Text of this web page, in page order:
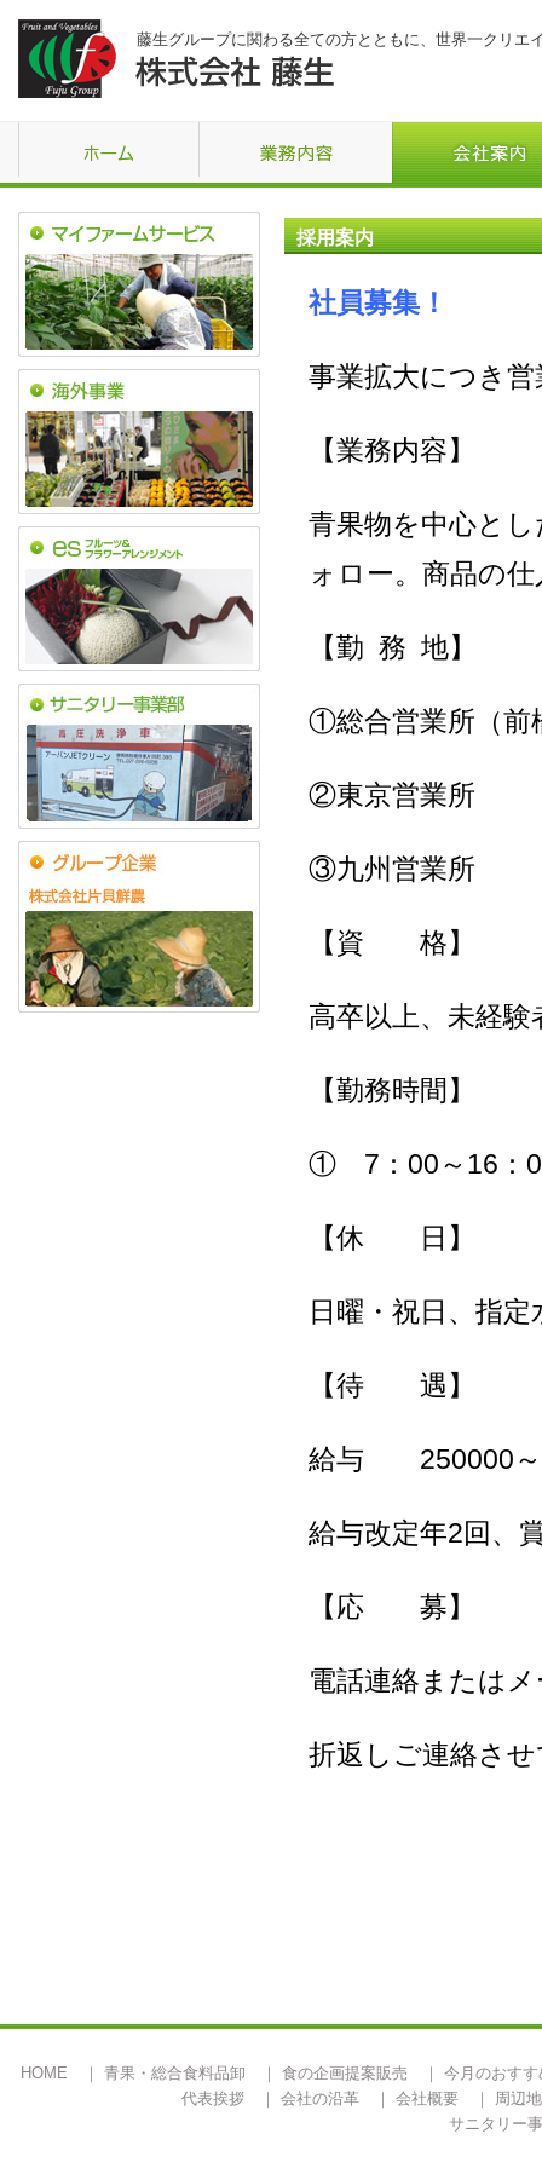
藤生グループに関わる全ての方とともに、世界一クリエ
採用案内
社員募集！
事業拡大につき
【業務内容】
青果物を中心と
ォロー。商品の
【勤 務 地】
①総合営業所（前
②東京営業所
③九州営業所
【資 格】
高卒以上、未経験
【勤務時間】
① 7：00～16
【休 日】
日曜・祝日、指定
【待 遇】
給与 250000～
給与改定年2回、
【応 募】
電話連絡または
折返しご連絡さ
HOME ｜ 青果・総合食料品卸 ｜ 食の企画提案販売 ｜ 今月のおすす
代表挨拶｜ 会社の沿革｜ 会社概要｜ 周辺
サニタリー